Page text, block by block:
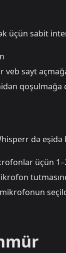
sabit
sayt
qoşulmağa
də eşidə
üçün